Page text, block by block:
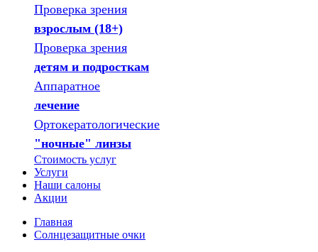
Проверка зрения
взрослым (18+)
Проверка зрения
детям и подросткам
Аппаратное
лечение
Ортокератологические
"ночные" линзы
Стоимость услуг
Услуги
Наши салоны
Акции
Главная
Солнцезащитные очки